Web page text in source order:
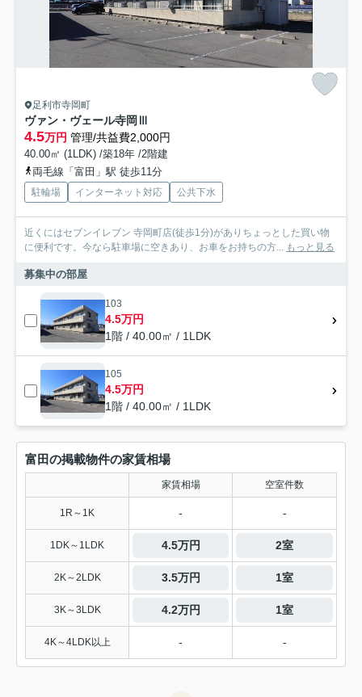
足利市寺岡町
ヴァン・ヴェール寺岡Ⅲ
4.5万円 管理/共益費2,000円
40.00㎡ (1LDK) /築18年 /2階建
両毛線「富田」駅 徒歩11分
駐輪場 インターネット対応 公共下水
近くにはセブンイレブン 寺岡町店(徒歩1分)がありちょっとした買い物
に便利です。今なら駐車場に空きあり、お車をお持ちの方... もっと見る
募集中の部屋
103
4.5万円
1階 / 40.00㎡ / 1LDK
105
4.5万円
1階 / 40.00㎡ / 1LDK
富田の掲載物件の家賃相場
家賃相場 空室件数
1R～1K - -
1DK～1LDK 4.5万円 2室
2K～2LDK 3.5万円 1室
3K～3LDK 4.2万円 1室
4K～4LDK以上 - -